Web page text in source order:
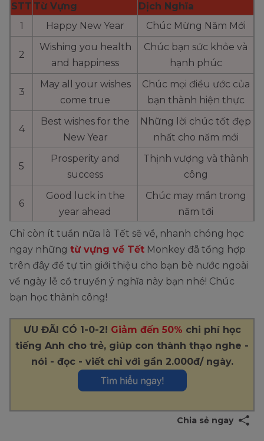
STT Từ Vựng
Dịch Nghĩa
1
Happy New Year Chúc Mừng Năm Mới
2
Wishing you health
and happiness
Chúc bạn sức khỏe và
hạnh phúc
3
May all your wishes
come true
Chúc mọi điều ước của
bạn thành hiện thực
4
Best wishes for the
New Year
Những lời chúc tốt đẹp
nhất cho năm mới
5
Prosperity and
success
Thịnh vượng và thành
công
6
Good luck in the
year ahead
Chúc may mắn trong
năm tới
May your dreams
come true
Chúc bạn đạt được mọi
ước mơ
8
Wishing you a joyful
and prosperous new
year
Chúc bạn một năm mới
9
Cheers to a new year
filled with happiness
Chúc một năm mới
tràn ngập niềm vui
Wishing you a year
full of blessings
Chúc bạn một năm đầy
phước lành
happiness
sang và hạnh phúc
Chỉ còn ít tuần nữa là Tết sẽ về, nhanh chóng học
ngay những từ vựng về Tết Monkey đã tổng hợp
trên đây để tự tin giới thiệu cho bạn bè nước ngoài
về ngày lễ cổ truyền ý nghĩa này bạn nhé! Chúc
bạn học thành công!
ƯU ĐÃI CÓ 1-0-2! Giảm đến 50% chi phí học
tiếng Anh cho trẻ, giúp con thành thạo nghe -
nói - đọc - viết chỉ với gần 2.000đ/ ngày.
Chia sẻ ngay